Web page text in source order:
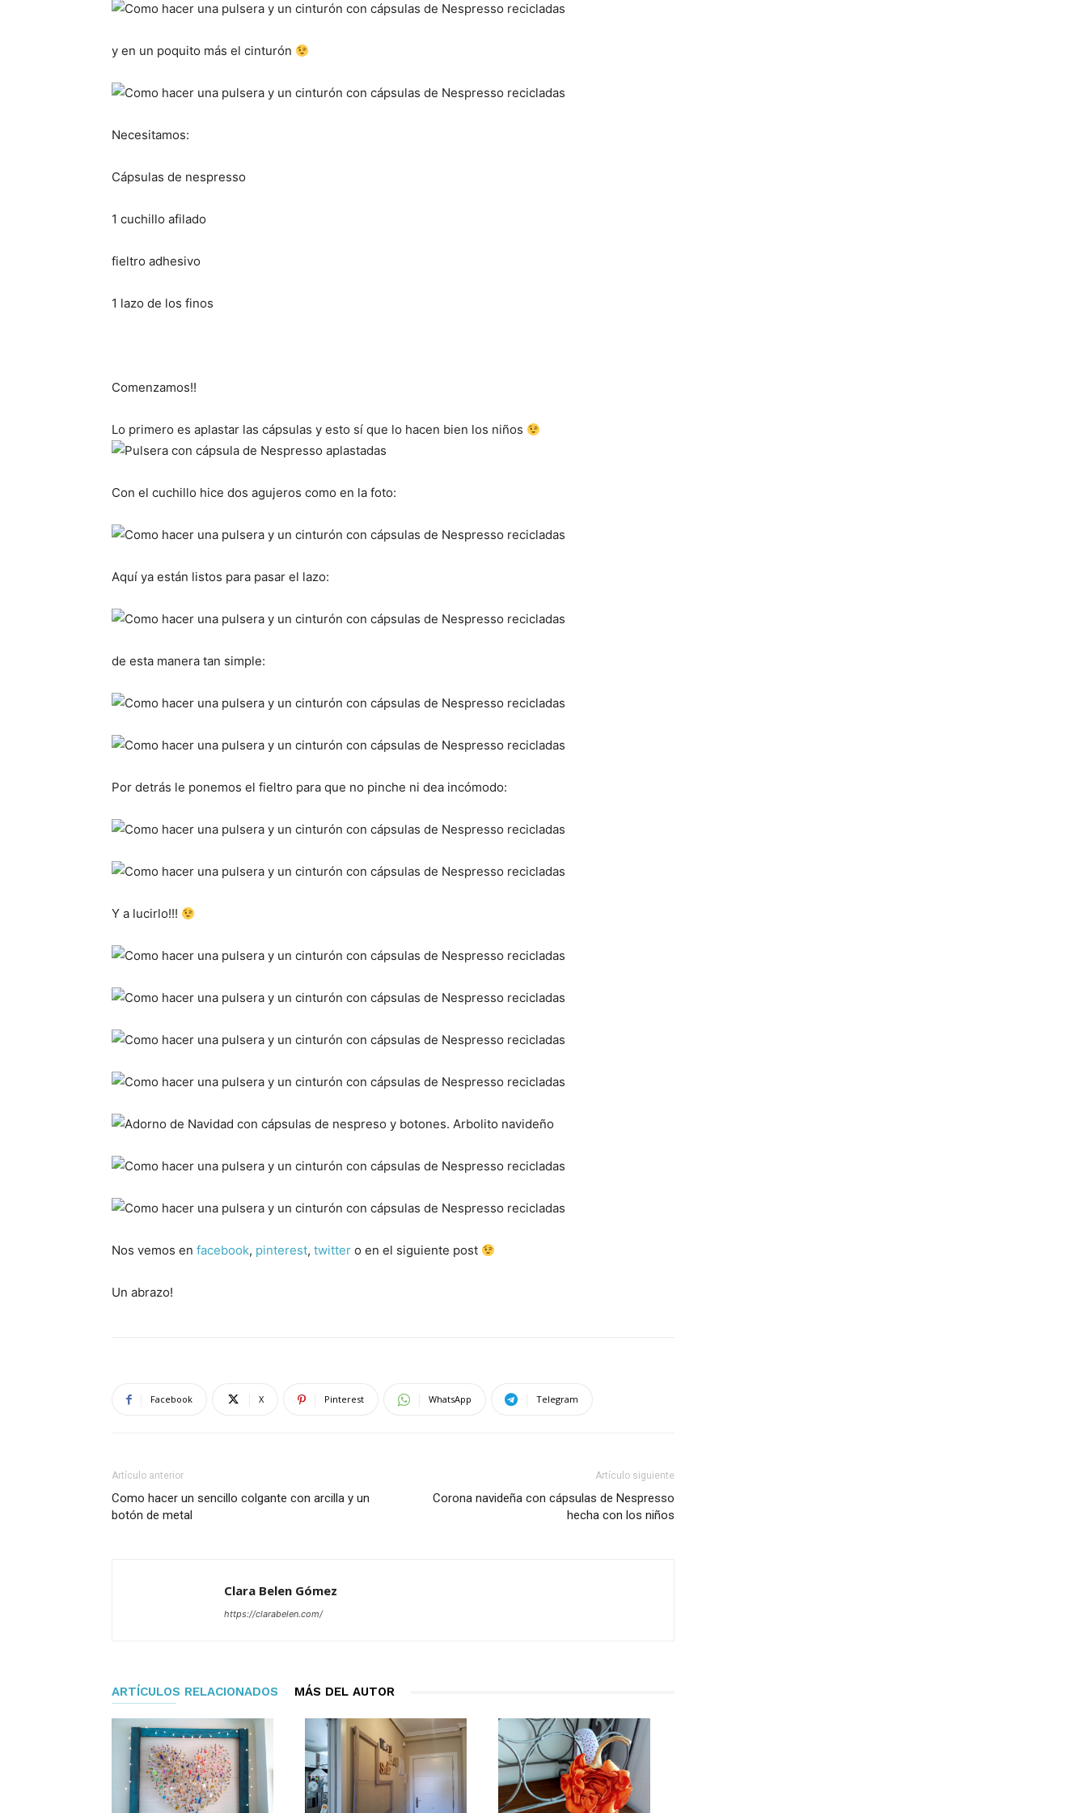
y en un poquito más el cinturón
Necesitamos:
Cápsulas de nespresso
1 cuchillo afilado
fieltro adhesivo
1 lazo de los finos
Comenzamos!!
Lo primero es aplastar las cápsulas y esto sí que lo hacen bien los niños
Con el cuchillo hice dos agujeros como en la foto:
Aquí ya están listos para pasar el lazo:
de esta manera tan simple:
Por detrás le ponemos el fieltro para que no pinche ni dea incómodo:
Y a lucirlo!!!
Nos vemos en facebook, pinterest, twitter o en el siguiente post
Un abrazo!
Facebook X Pinterest WhatsApp Telegram
Artículo anterior
Como hacer un sencillo colgante con arcilla y un
botón de metal
Artículo siguiente
Corona navideña con cápsulas de Nespresso
hecha con los niños
Clara Belen Gómez
https://clarabelen.com/
ARTÍCULOS RELACIONADOS MÁS DEL AUTOR